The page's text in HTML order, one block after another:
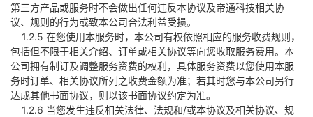
第三方产品或服务时不会做出任何违反本协议及帝通科技相关协
议、规则的行为或致本公司合法利益受损。
1.2.5 在您使用本服务时，本公司有权依照相应的服务收费规则，
包括但不限于相关介绍、订单或相关协议等向您收取服务费用。本
公司拥有制订及调整服务资费的权利，具体服务资费以您使用本服
务时订单、相关协议所列之收费金额为准；若其时您与本公司另行
达成其他书面协议，则以该书面协议约定为准。
1.2.6 当您发生违反相关法律、法规和/或本协议及相关协议、规